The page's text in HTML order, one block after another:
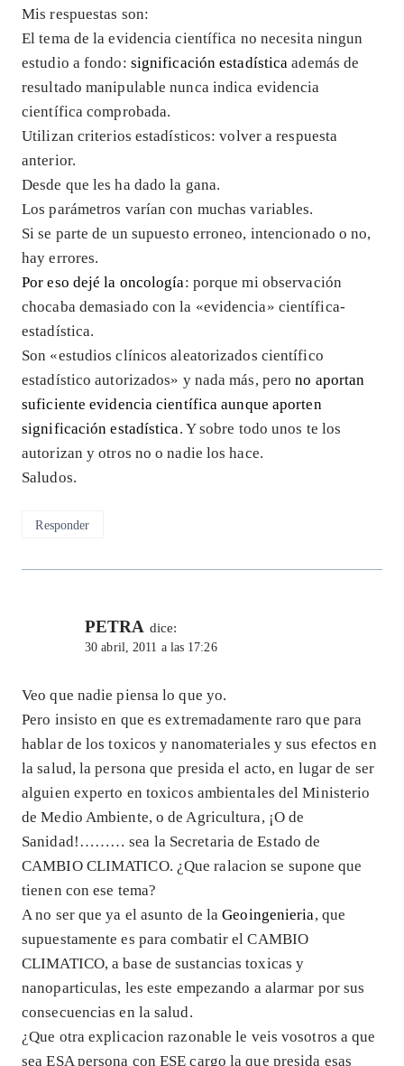
Mis respuestas son:
El tema de la evidencia científica no necesita ningun
estudio a fondo: significación estadísticaademás de
resultado manipulable nunca indica evidencia
científica comprobada.
Utilizan criterios estadísticos: volver a respuesta
anterior.
Desde que les ha dado la gana.
Los parámetros varían con muchas variables.
Si se parte de un supuesto erroneo, intencionado o no,
hay errores.
Por eso dejé la oncología: porque mi observación
chocaba demasiado con la «evidencia» científica-
estadística.
Son «estudios clínicos aleatorizados científico
estadístico autorizados» y nada más, perono aportan
suficiente evidencia científica aunque aporten
significación estadística. Y sobre todo unos te los
autorizan y otros no o nadie los hace.
Saludos.
Responder
PETRA dice:
30 abril, 2011 a las 17:26
Veo que nadie piensa lo que yo.
Pero insisto en que es extremadamente raro que para
hablar de los toxicos y nanomateriales y sus efectos en
la salud, la persona que presida el acto, en lugar de ser
alguien experto en toxicos ambientales del Ministerio
de Medio Ambiente, o de Agricultura, ¡O de
Sanidad!……… sea la Secretaria de Estado de
CAMBIO CLIMATICO. ¿Que ralacion se supone que
tienen con ese tema?
A no ser que ya el asunto de laGeoingenieria, que
supuestamente es para combatir el CAMBIO
CLIMATICO, a base de sustancias toxicas y
nanoparticulas, les este empezando a alarmar por sus
consecuencias en la salud.
¿Que otra explicacion razonable le veis vosotros a que
sea ESA persona con ESE cargo la que presida esas